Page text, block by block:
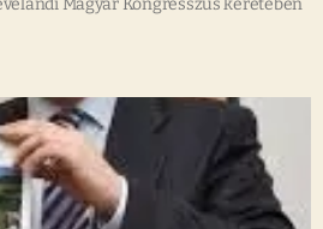
Magyar Kongresszus keretében